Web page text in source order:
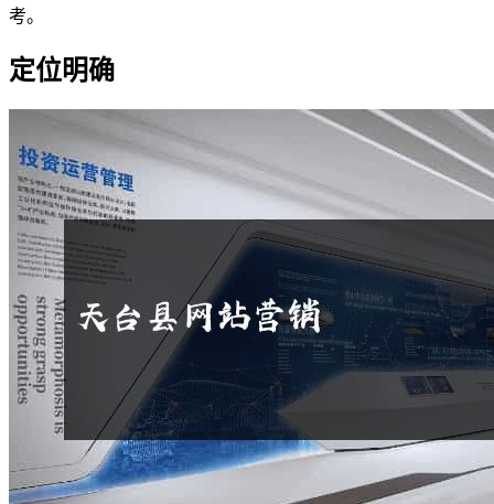
考。
定位明确